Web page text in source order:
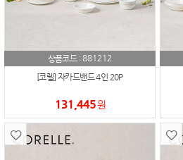
상품코드 :881212
[코렐] 자카드밴드 4인 20P
131,445원